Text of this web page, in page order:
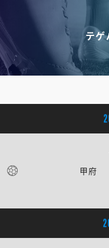
テゲ
甲府